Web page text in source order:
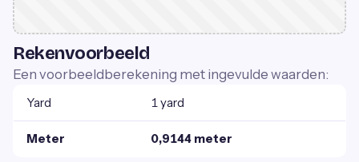
Rekenvoorbeeld
Een voorbeeldberekening met ingevulde waarden:
Yard 1 yard
Meter 0,9144 meter